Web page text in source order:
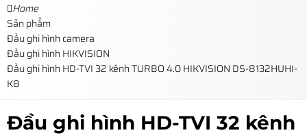
Home
Sản phẩm
Đầu ghi hình camera
Đầu ghi hình HIKVISION
Đầu ghi hình HD-TVI 32 kênh TURBO 4.0 HIKVISION DS-8132HUHI-
K8
Đầu ghi hình HD-TVI 32 kênh